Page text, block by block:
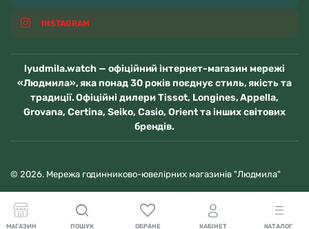
INSTAGRAM
lyudmila.watch — офіційний інтернет-магазин мережі
«Людмила», яка понад 30 років поєднує стиль, якість та
традиції. Офіційні дилери Tissot, Longines, Appella,
Grovana, Certina, Seiko, Casio, Orient та інших світових
брендів.
© 2026. Мережа годинниково-ювелірних магазинів "Людмила"
МАГАЗИН ПОШУК ОБРАНЕ КАБІНЕТ КАТАЛОГ